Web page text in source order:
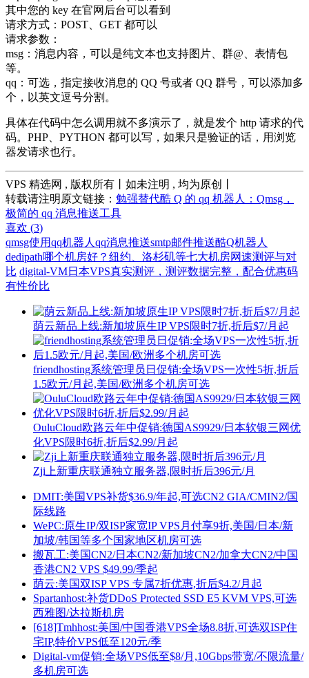
其中您的 key 在官网后台可以看到
请求方式：POST、GET 都可以
请求参数：
msg：消息内容，可以是纯文本也支持图片、群@、表情包
等。
qq：可选，指定接收消息的 QQ 号或者 QQ 群号，可以添加多
个，以英文逗号分割。
具体在代码中怎么调用就不多演示了，就是发个 http 请求的代
码。PHP、PYTHON 都可以写，如果只是验证的话，用浏览
器发请求也行。
VPS 精选网 , 版权所有丨如未注明 , 均为原创丨
转载请注明原文链接： 勉强替代酷 Q 的 qq 机器人：Qmsg，
极简的 qq 消息推送工具
喜欢 (3)
qmsg使用qq机器人 qq消息推送smtp邮件推送酷Q机器人
dedipath哪个机房好？纽约、洛杉矶等七大机房网速测评与对
比 digital-VM日本VPS真实测评，测评数据完整，配合优惠码
有性价比
荫云新品上线:新加坡原生IP VPS限时7折,折后$7/月起
friendhosting系统管理员日促销:全场VPS一次性5折,折后
1.5欧元/月起,美国/欧洲多个机房可选
OuluCloud欧路云年中促销:德国AS9929/日本软银三网优
化VPS限时6折,折后$2.99/月起
Zji上新重庆联通独立服务器,限时折后396元/月
DMIT:美国VPS补货$36.9/年起,可选CN2 GIA/CMIN2/国
际线路
WePC:原生IP/双ISP家宽IP VPS月付享9折,美国/日本/新
加坡/韩国等多个国家地区机房可选
搬瓦工:美国CN2/日本CN2/新加坡CN2/加拿大CN2/中国
香港CN2 VPS $49.99/季起
荫云:美国双ISP VPS 专属7折优惠,折后$4.2/月起
Spartanhost:补货DDoS Protected SSD E5 KVM VPS,可选
西雅图/达拉斯机房
[618]Tmhhost:美国/中国香港VPS全场8.8折,可选双ISP住
宅IP,特价VPS低至120元/季
Digital-vm促销:全场VPS低至$8/月,10Gbps带宽/不限流量/
多机房可选